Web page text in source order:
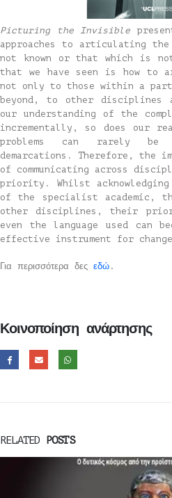
Picturing the Invisible
approaches to articulating
not known or that which is
that we have seen is how to
not only to those within a
beyond, to other disciplines
our understanding of the
incrementally, so does our
problems can rarely be
demarcations. Therefore, the
of communicating across
priority. Whilst
of the specialist academic,
other disciplines, their
even the language used can
effective instrument for
Για περισσότερα δες εδώ .
Κοινοποίηση ανάρτησης
RELATED POSTS